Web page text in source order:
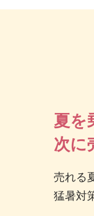
夏を
次に
売れる
猛暑対